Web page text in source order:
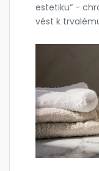
estetiku“ -
vést k